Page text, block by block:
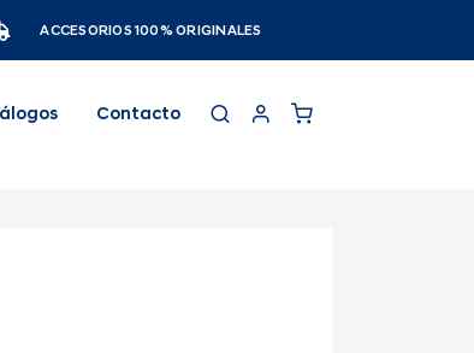
ACCESORIOS 100% ORIGINALES
Contacto